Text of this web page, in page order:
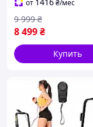
от
₴/мес
8 499₴
9 999 ₴
Купить